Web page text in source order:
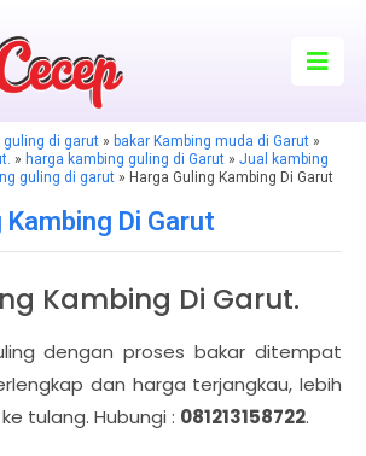
guling di garut » bakar Kambing muda di Garut »
» harga kambing guling di Garut » Jual kambing
guling di garut » Harga Guling Kambing Di Garut
Kambing Di Garut
Kambing Di Garut.
dengan proses bakar ditempat
dan harga terjangkau, lebih
tulang. Hubungi : 081213158722.